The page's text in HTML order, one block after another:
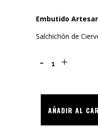
Embutido
Salchichón de
Salchichón
AÑADIR AL